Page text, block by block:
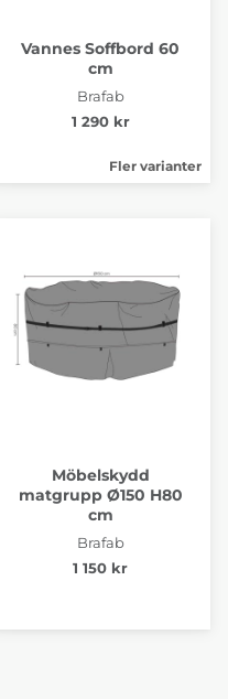
Vannes Soffbord 60
cm
Brafab
1 290 kr
Fler varianter
Möbelskydd
matgrupp Ø150 H80
cm
Brafab
1 150 kr